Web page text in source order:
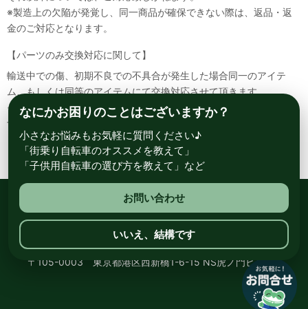
※製造上の欠陥が発覚し、同一商品が確保できない際は、返品・返
金のご対応となります。
【パーツのみ交換対応に関して】
輸送中での傷、初期不良での不具合が発生した場合同一のアイテ
ム、もしくは同等のアイテムにて交換対応させて頂きます。
その場合該当部品を着払いにて返送して頂く必要が御座いますので
予めご了承ください。
総合自転車専門店 サイクルスポット ル・サイク
〒105-0003 東京都港区西新橋1-6-15 NS虎ノ門ビル8階
なにかお困りのことはございますか？
小さなお悩みもお気軽に質問ください♪
「街乗り自転車のオススメを教えて」
「子供用自転車の選び方を教えて」など
お問い合わせ
いいえ、結構です